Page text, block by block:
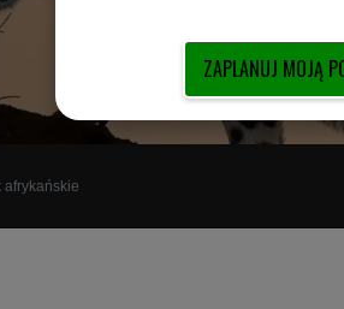
afrykańskie
ZAPLANUJ MOJĄ